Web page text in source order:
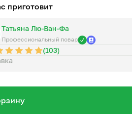
приготовит
Татьяна Лю-Ван-Фа
Профессиональный повар
(103)